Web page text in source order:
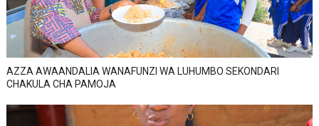
AZZA AWAANDALIA WANAFUNZI WA LUHUMBO SEKONDARI
CHAKULA CHA PAMOJA